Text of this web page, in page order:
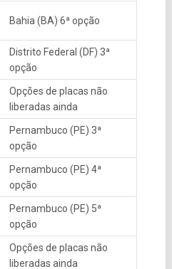
Bahia (BA) 6ª opção
Distrito Federal (DF) 3ª
opção
Opções de placas não
liberadas ainda
Pernambuco (PE) 3ª
opção
Pernambuco (PE) 4ª
opção
Pernambuco (PE) 5ª
opção
Opções de placas não
liberadas ainda